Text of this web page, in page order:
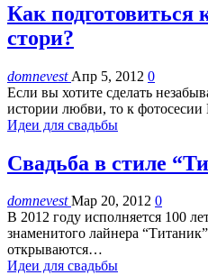
Как подготовиться
стори?
domnevest Апр 5, 2012 0
Если вы хотите сделать
истории любви, то к
Идеи для свадьбы
Свадьба в стиле
domnevestМар 20, 2012 0
В 2012 году исполняется 100
знаменитого лайнера
открываются…
Идеи для свадьбы